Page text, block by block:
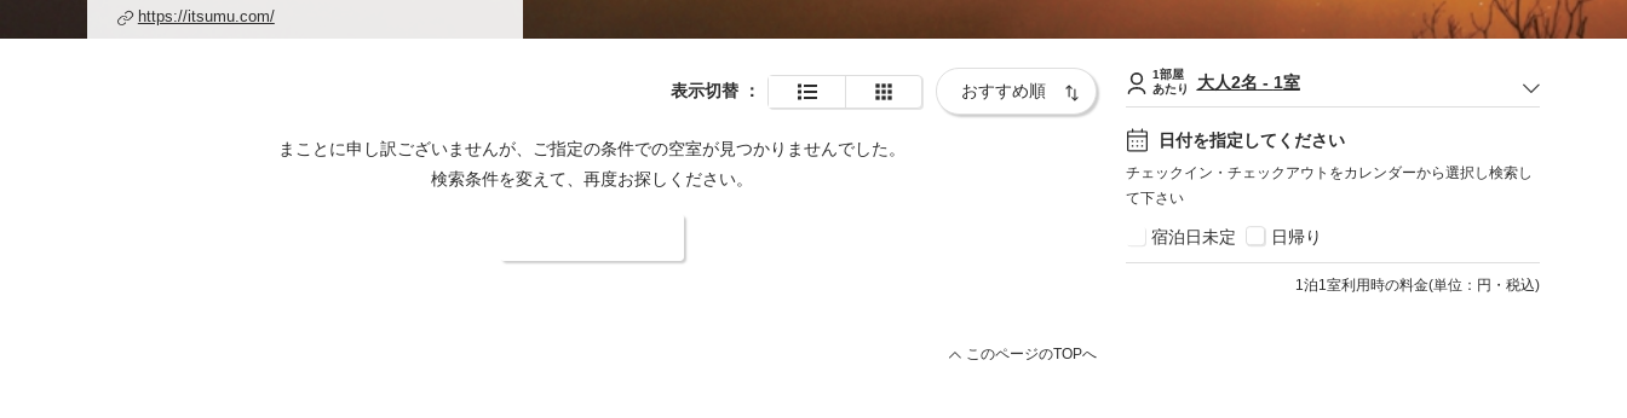
https://itsumu.com/
表示切替 ：
まことに申し訳ございませんが、ご指定の条件での空室が見つかりませんでした。
検索条件を変えて、再度お探しください。
このページのTOPへ
1部屋
あたり
大人2名 - 1室
日付を指定してください
チェックイン・チェックアウトをカレンダーから選択し検索し
て下さい
宿泊日未定 日帰り
1 泊1室利用時の料金(単位：円・税込)